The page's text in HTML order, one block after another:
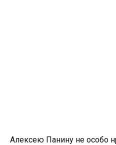
Алексею Панину не особо